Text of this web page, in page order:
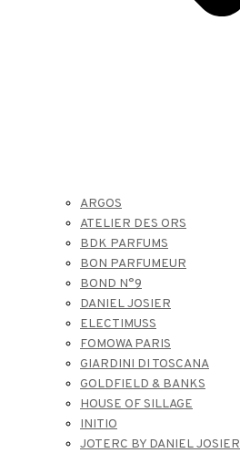
ARGOS
ATELIER DES ORS
BDK PARFUMS
BON PARFUMEUR
BOND N°9
DANIEL JOSIER
ELECTIMUSS
FOMOWA PARIS
GIARDINI DI TOSCANA
GOLDFIELD & BANKS
HOUSE OF SILLAGE
INITIO
JOTERC BY DANIEL JOSIER